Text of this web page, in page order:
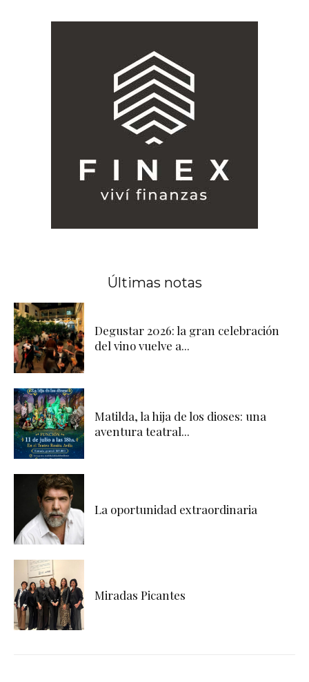
Últimas notas
Degustar 2026: la gran celebración
del vino vuelve a...
Matilda, la hija de los dioses: una
aventura teatral...
La oportunidad extraordinaria
Miradas Picantes